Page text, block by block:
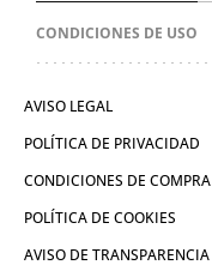
CONDICIONES DE USO
AVISO LEGAL
POLÍTICA DE PRIVACIDAD
CONDICIONES DE COMPRA
POLÍTICA DE COOKIES
AVISO DE TRANSPARENCIA